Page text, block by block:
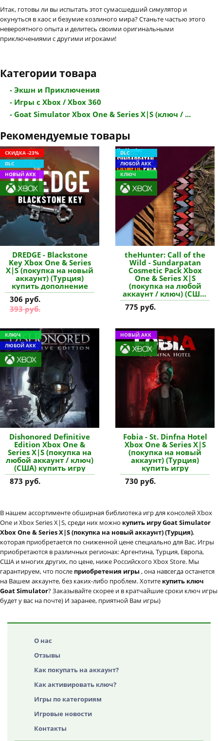
Итак, готовы ли вы испытать этот сумасшедший симулятор и
окунуться в хаос и безумие козлиного мира? Станьте частью этого
невероятного опыта и делитесь своими оригинальными
приключениями с другими игроками!
Категории товара
- Экшн и Приключения
- Игры с Xbox / Xbox 360
- Goat Simulator Xbox One & Series X|S (ключ / ...
Рекомендуемые товары
СКИДКА -23%
DLC
НОВЫЙ АКК
DREDGE - Blackstone
Key Xbox One & Series
X|S (покупка на новый
аккаунт) (Турция)
купить дополнение
306 руб.
393 руб.
DLC
ЛЮБОЙ АКК
КЛЮЧ
theHunter: Call of the
Wild - Sundarpatan
Cosmetic Pack Xbox
One & Series X|S
(покупка на любой
аккаунт / ключ) (США)
купить дополнение
775 руб.
КЛЮЧ
ЛЮБОЙ АКК
Dishonored Definitive
Edition Xbox One &
Series X|S (покупка на
любой аккаунт / ключ)
(США) купить игру
873 руб.
НОВЫЙ АКК
Fobia - St. Dinfna Hotel
Xbox One & Series X|S
(покупка на новый
аккаунт) (Турция)
купить игру
730 руб.
В нашем ассортименте обширная библиотека игр для консолей Xbox
One и Xbox Series X|S, среди них можно купить игру Goat Simulator
Xbox One & Series X|S (покупка на новый аккаунт) (Турция),
которая приобретается по сниженной цене специально для Вас. Игры
приобретаются в различных регионах: Аргентина, Турция, Европа,
США и многих других, по цене, ниже Российского Xbox Store. Мы
гарантируем, что после приобретения игры , она навсегда останется
на Вашем аккаунте, без каких-либо проблем. Хотите купить ключ
Goat Simulator? Заказывайте скорее и в кратчайшие сроки ключ игры
будет у вас на почте) И заранее, приятной Вам игры)
О нас
Отзывы
Как покупать на аккаунт?
Как активировать ключ?
Игры по категориям
Игровые новости
Контакты